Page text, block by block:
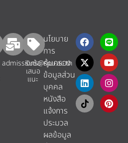
admissions@spu.ac.th
รับข้อ
เสนอ
แนะ​
นโยบาย
การ
คุ้มครอง
ข้อมูลส่วน
บุคคล
หนังสือ
แจ้งการ
ประมวล
ผลข้อมูล